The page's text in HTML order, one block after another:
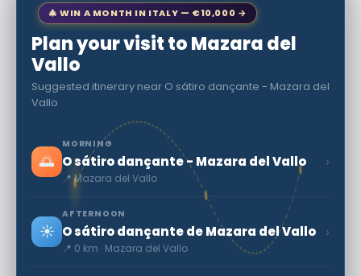
🎄 WIN A MONTH IN ITALY — €10,000 →
Plan your visit to Mazara del
Vallo
Suggested itinerary near O sátiro dançante - Mazara del
Vallo
🌅
MORNING
O sátiro dançante - Mazara del Vallo
📍 Mazara del Vallo
›
☀️
AFTERNOON
O sátiro dançante de Mazara del Vallo
📍 0 km · Mazara del Vallo
›